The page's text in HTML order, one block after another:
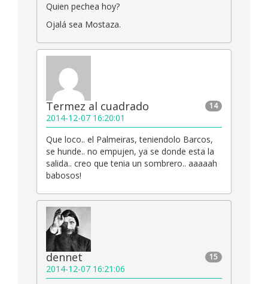
Quien pechea hoy?
Ojalá sea Mostaza.
14
Termez al cuadrado
2014-12-07 16:20:01
Que loco.. el Palmeiras, teniendolo Barcos,
se hunde.. no empujen, ya se donde esta la
salida.. creo que tenia un sombrero.. aaaaah
babosos!
15
dennet
2014-12-07 16:21:06